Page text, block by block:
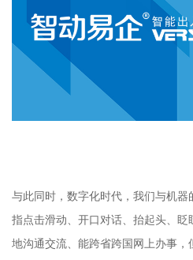
与此同时，数字化时代，我们与机
指点击滑动、开口对话、抬起头、
地沟通交流、能跨省跨国网上办事，